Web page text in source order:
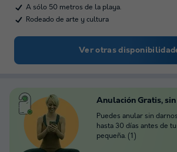
A sólo 50 metros de la playa.
Rodeado de arte y cultura
Ver otras
Anulación Gratis,
Puedes anular sin
hasta 30 días antes de
pequeña. (1)